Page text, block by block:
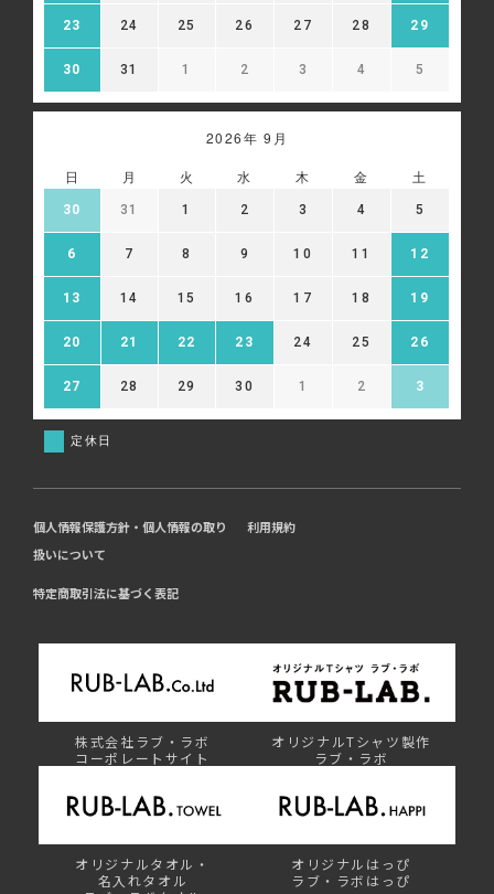
23 24 25 26 27 28 29
30 31 1 2 3 4 5
2026年 9月
日 月 火 水 木 金 土
30 31 1 2 3 4 5
6 7 8 9 10 11 12
13 14 15 16 17 18 19
20 21 22 23 24 25 26
27 28 29 30 1 2 3
定休日
個人情報保護方針・個人情報の取り
扱いについて
利用規約
特定商取引法に基づく表記
株式会社ラブ・ラボ
コーポレートサイト
オリジナルTシャツ製作
ラブ・ラボ
オリジナルタオル・
名入れタオル
オリジナルはっぴ
ラブ・ラボはっぴ